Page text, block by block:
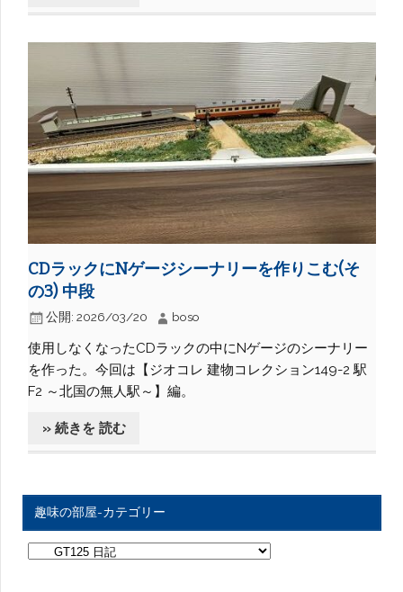
CDラックにNゲージシーナリーを作りこむ(そ
の3) 中段
公開: 2026/03/20 boso
使用しなくなったCDラックの中にNゲージのシーナリー
を作った。今回は【ジオコレ 建物コレクション149-2 駅
F2 ～北国の無人駅～】編。
» 続きを 読む
趣味の部屋-カテゴリー
趣
味